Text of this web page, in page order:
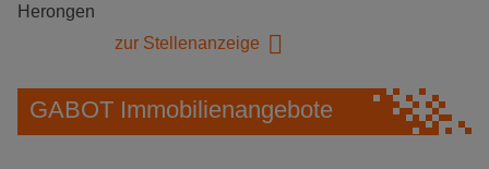
Herongen
zur Stellenanzeige
GABOT Immobilienangebote